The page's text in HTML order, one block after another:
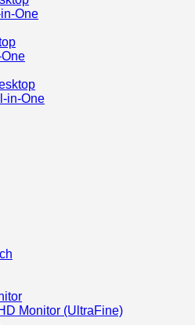
One
in-One
Monitor (UltraFine)